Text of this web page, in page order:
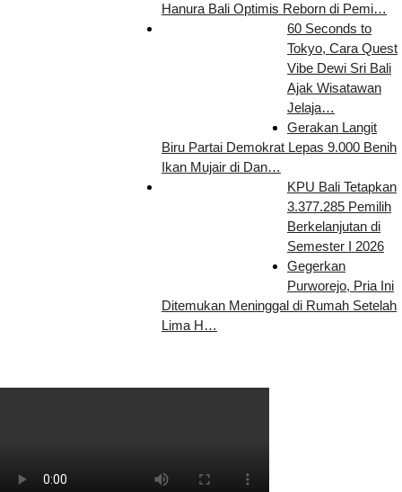
Hanura Bali Optimis Reborn di Pemi…
60 Seconds to
Tokyo, Cara Quest
Vibe Dewi Sri Bali
Ajak Wisatawan
Jelaja…
Gerakan Langit
Biru Partai Demokrat Lepas 9.000 Benih
Ikan Mujair di Dan…
KPU Bali Tetapkan
3.377.285 Pemilih
Berkelanjutan di
Semester I 2026
Gegerkan
Purworejo, Pria Ini
Ditemukan Meninggal di Rumah Setelah
Lima H…